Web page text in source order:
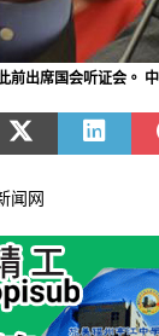
前出席国会听证会。
闻网